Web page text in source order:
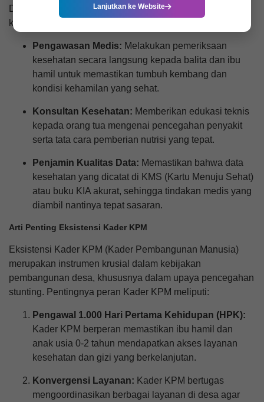
Lanjutkan ke Website
30 Juli 2026
150 Kali
PERLINSOS MENEROBOS
GERIMIS DEMI DATA WARGA
YANG AKURAT DI BR DINAS
KIKIAN
Desa memegang peran yang sangat vital dalam setiap
kegiatan Posyandu, di antaranya:
Pengawasan Medis: Melakukan pemeriksaan
kesehatan secara langsung kepada balita dan ibu
hamil untuk memastikan tumbuh kembang dan
kondisi kehamilan yang sehat.
Konsultan Kesehatan: Memberikan edukasi teknis
kepada orang tua mengenai pencegahan penyakit
serta tata cara pemberian nutrisi yang tepat.
Penjamin Kualitas Data: Memastikan bahwa data
kesehatan yang dicatat di KMS (Kartu Menuju Sehat)
atau buku KIA akurat, sehingga tindakan medis yang
diambil nantinya tepat sasaran.
Arti Penting Eksistensi Kader KPM
Eksistensi Kader KPM (Kader Pembangunan Manusia)
merupakan instrumen krusial dalam kebijakan
pembangunan desa, khususnya dalam upaya pencegahan
stunting. Pentingnya peran Kader KPM meliputi:
Pengawal 1.000 Hari Pertama Kehidupan (HPK):
Kader KPM berperan memastikan ibu hamil dan
anak usia 0-2 tahun mendapatkan akses layanan
kesehatan dan gizi yang berkelanjutan.
Konvergensi Layanan: Kader KPM bertugas
mengoordinasikan berbagai layanan di desa agar